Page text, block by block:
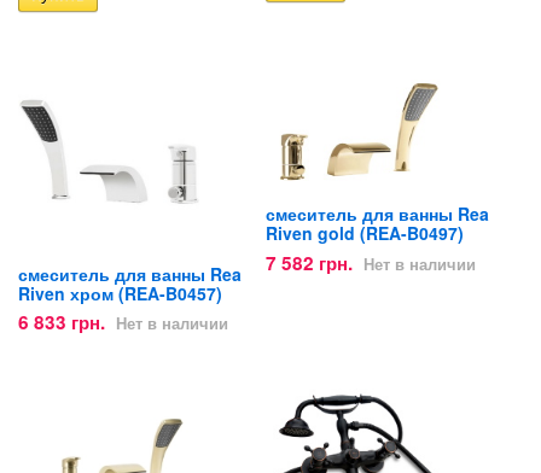
смеситель для ванны Rea
Riven хром (REA-B0457)
6 833 грн. Нет в наличии
смеситель для ванны Rea
Riven gold (REA-B0497)
7 582 грн. Нет в наличии